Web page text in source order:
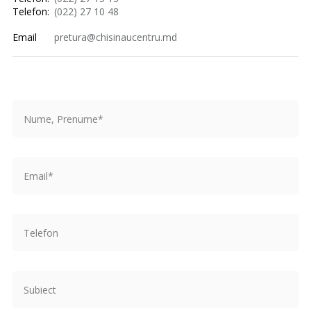
Telefon: (022) 27 10 48
Email
pretura@chisinaucentru.md